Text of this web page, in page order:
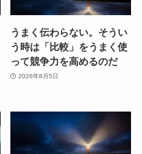
うまく伝わらない。そうい
う時は「比較」をうまく使
って競争力を高めるのだ
2026年8月5日